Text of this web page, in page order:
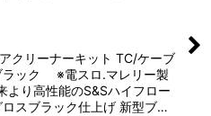
クリーナーキット TC/ケーブ
ラック ※電スロ.マレリー製
より高性能のS&Sハイフロー
スブラック仕上げ 新型ブ…